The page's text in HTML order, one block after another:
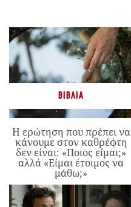
ΒΙΒΛΊΑ
Η ερώτηση που πρέπει να
κάνουμε στον καθρέφτη
δεν είναι: «Ποιος είμαι;»
αλλά «Είμαι έτοιμος να
μάθω;»